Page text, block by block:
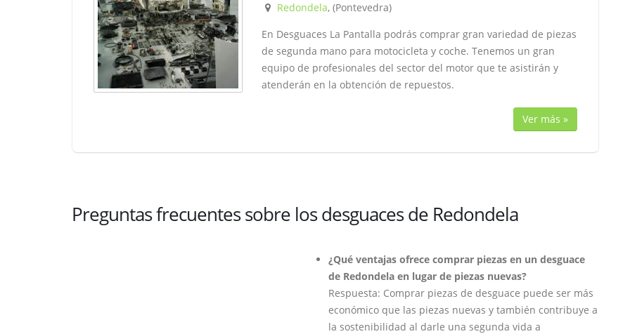
Redondela, (Pontevedra)
En Desguaces La Pantalla podrás comprar gran variedad de piezas
de segunda mano para motocicleta y coche. Tenemos un gran
equipo de profesionales del sector del motor que te asistirán y
atenderán en la obtención de repuestos.
Ver más »
Preguntas frecuentes sobre los desguaces de Redondela
¿Qué ventajas ofrece comprar piezas en un desguace
de Redondela en lugar de piezas nuevas?
Respuesta: Comprar piezas de desguace puede ser más
económico que las piezas nuevas y también contribuye a
la sostenibilidad al darle una segunda vida a